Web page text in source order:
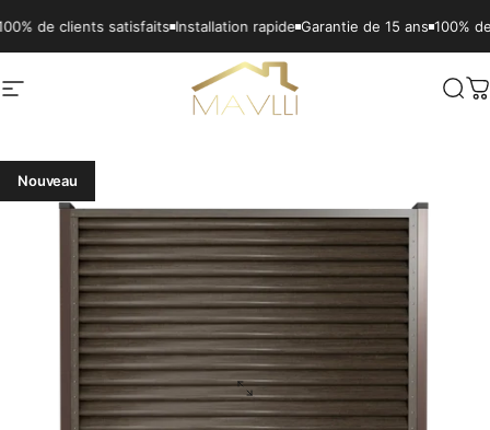
satisfaits Installation rapide Garantie de 15 ans 100% de clients
Navigation Mavlli
Nouveau